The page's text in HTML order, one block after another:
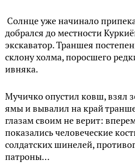
Солнце уже начинало
добрался до местности
экскаватор. Траншея
склону холма, поросшего
ивняка.
Мучичко опустил ковш, взял
ямы и вывалил на край
глазам своим не верит:
показались человеческие
солдатских шинелей,
патроны…